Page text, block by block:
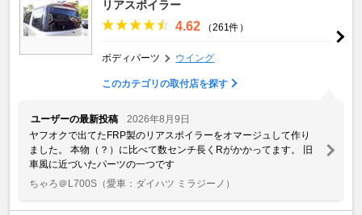
リアスポイラー
4.62 （261件）
ボディパーツ ウイング
このカテゴリの取付店を探す
ユーザーの最新投稿
2026年8月9日
ヤフオクで出てたFRP製のリアスポイラーをオマージュして作り
ました。 本物（？）に比べて数センチ長くRがかかってます。 旧
車風に近づいたパーツの一つです
ちゃろ＠L700S （愛車：ダイハツ ミラジーノ）